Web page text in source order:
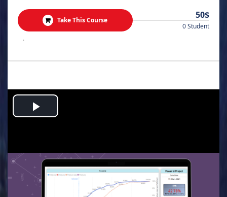
Take This Course 50$
0 Student
.
Play